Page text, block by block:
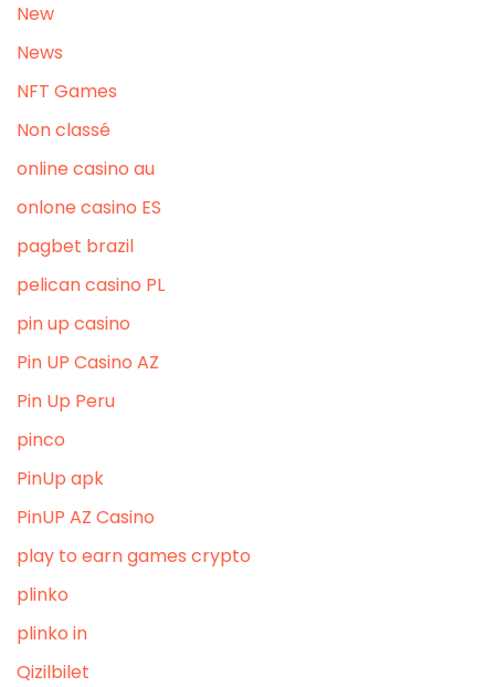
New
News
NFT Games
Non classé
online casino au
onlone casino ES
pagbet brazil
pelican casino PL
pin up casino
Pin UP Casino AZ
Pin Up Peru
pinco
PinUp apk
PinUP AZ Casino
play to earn games crypto
plinko
plinko in
Qizilbilet